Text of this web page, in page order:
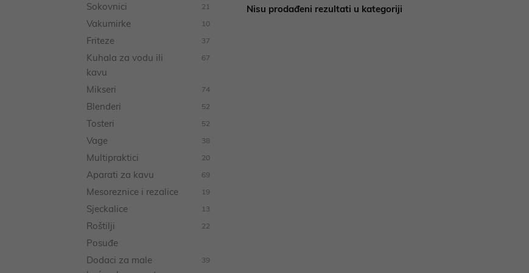
Sokovnici 21
Vakumirke 10
Friteze 37
Kuhala za vodu ili
kavu
67
Mikseri 74
Blenderi 52
Tosteri 52
Vage 38
Multipraktici 20
Aparati za kavu 69
Mesoreznice i rezalice 19
Sjeckalice 13
Roštilji 22
Posuđe
Dodaci za male
39
Nisu prodađeni rezultati u kategoriji